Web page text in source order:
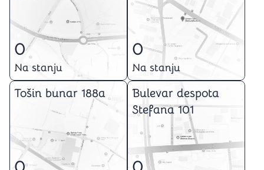
0
Na stanju
0
Na stanju
Tošin bunar 188a
Bulevar despota
Stefana 101